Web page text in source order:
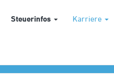
Steuerinfos Karriere